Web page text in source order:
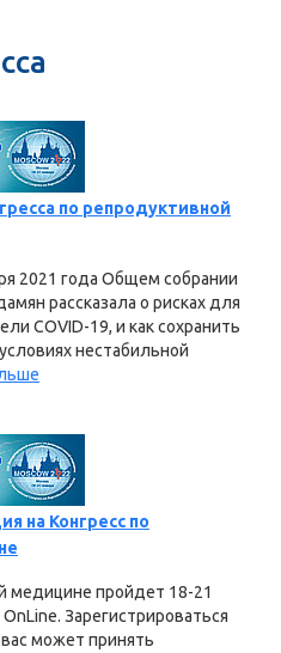
по репродуктивной
2021 года Общем собрании
рассказала о рисках для
COVID-19, и как сохранить
нестабильной
на Конгресс по
медицине пройдет 18-21
Зарегистрироваться
может принять